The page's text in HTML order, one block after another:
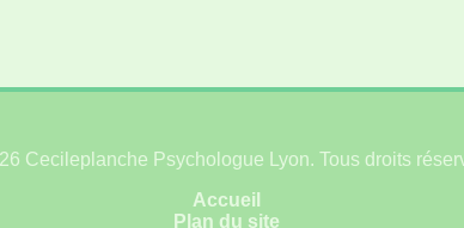
Cecileplanche Psychologue Lyon. Tous droits
Accueil
Plan du site